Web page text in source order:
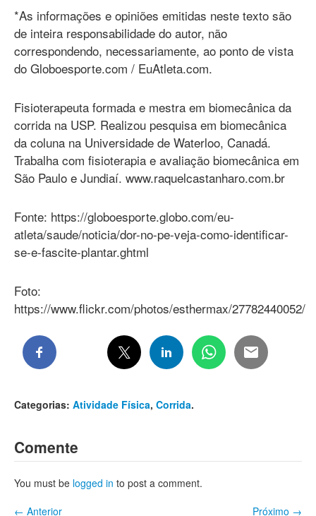
*As informações e opiniões emitidas neste texto são
de inteira responsabilidade do autor, não
correspondendo, necessariamente, ao ponto de vista
do Globoesporte.com / EuAtleta.com.
Fisioterapeuta formada e mestra em biomecânica da
corrida na USP. Realizou pesquisa em biomecânica
da coluna na Universidade de Waterloo, Canadá.
Trabalha com fisioterapia e avaliação biomecânica em
São Paulo e Jundiaí. www.raquelcastanharo.com.br
Fonte: https://globoesporte.globo.com/eu-
atleta/saude/noticia/dor-no-pe-veja-como-identificar-
se-e-fascite-plantar.ghtml
Foto:
https://www.flickr.com/photos/esthermax/27782440052/
Categorias: Atividade Física, Corrida.
Comente
You must be logged in to post a comment.
Próximo →
← Anterior